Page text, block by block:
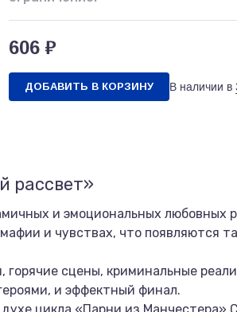
606 ₽
ДОБАВИТЬ В КОРЗИНУ В наличии в
рассвет»
и эмоциональных любовных
и чувствах, что появляются
горячие сцены, криминальные
и эффектный финал.